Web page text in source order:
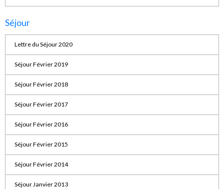
Séjour
Lettre du Séjour 2020
Séjour Février 2019
Séjour Février 2018
Séjour Février 2017
Séjour Février 2016
Séjour Février 2015
Séjour Février 2014
Séjour Janvier 2013